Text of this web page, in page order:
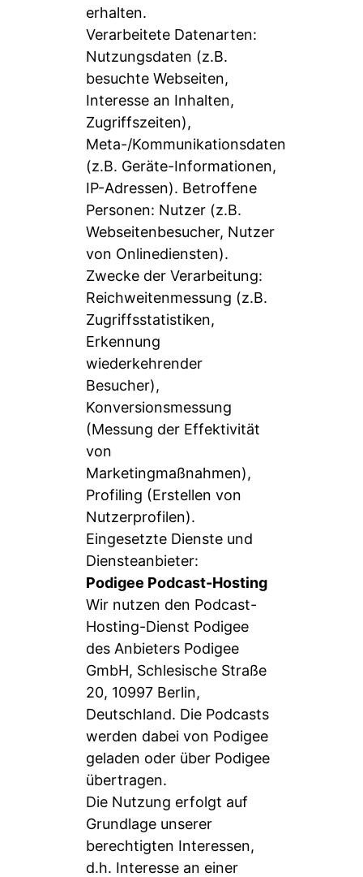
erhalten.
Verarbeitete Datenarten:
Nutzungsdaten (z.B.
besuchte Webseiten,
Interesse an Inhalten,
Zugriffszeiten),
Meta-/Kommunikationsdaten
(z.B. Geräte-Informationen,
IP-Adressen). Betroffene
Personen: Nutzer (z.B.
Webseitenbesucher, Nutzer
von Onlinediensten).
Zwecke der Verarbeitung:
Reichweitenmessung (z.B.
Zugriffsstatistiken,
Erkennung
wiederkehrender
Besucher),
Konversionsmessung
(Messung der Effektivität
von
Marketingmaßnahmen),
Profiling (Erstellen von
Nutzerprofilen).
Eingesetzte Dienste und
Diensteanbieter:
Podigee Podcast-Hosting
Wir nutzen den Podcast-
Hosting-Dienst Podigee
des Anbieters Podigee
GmbH, Schlesische Straße
20, 10997 Berlin,
Deutschland. Die Podcasts
werden dabei von Podigee
geladen oder über Podigee
übertragen.
Die Nutzung erfolgt auf
Grundlage unserer
berechtigten Interessen,
d.h. Interesse an einer